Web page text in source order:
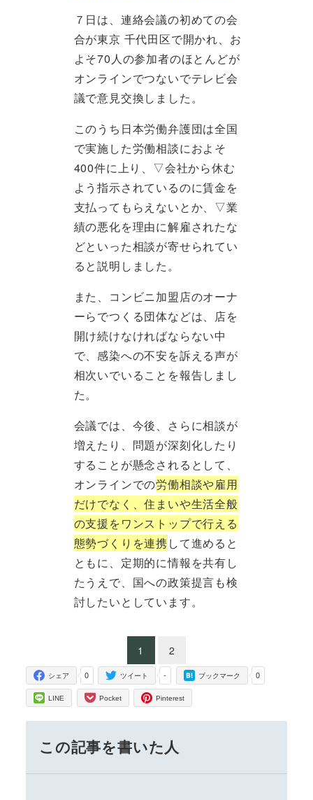
７日は、連絡会議の初めての会
合が東京 千代田区で開かれ、お
よそ70人の参加者のほとんどが
オンラインでつないでテレビ会
議で意見交換しました。
このうち日本労働弁護団は全国
で実施した労働相談におよそ
400件に上り、▽会社から休む
よう指示されているのに賃金を
支払ってもらえないとか、▽業
績の悪化を理由に解雇されたな
どといった相談が寄せられてい
ると説明しました。
また、コンビニ加盟店のオーナ
ーらでつくる団体などは、店を
開け続けなければならない中
で、感染への不安を訴える声が
相次いでいることを報告しまし
た。
会議では、今後、さらに相談が
増えたり、問題が深刻化したり
することが懸念されるとして、
オンラインでの労働相談や雇用
だけでなく、住まいや生活全般
の支援をワンストップで行える
態勢づくりを連携して進めると
ともに、定期的に情報を共有し
たうえで、国への政策提言も検
討したいとしています。
1 2
0
シェア -
ツイート 0
ブックマーク
LINE Pocket Pinterest
この記事を書いた人